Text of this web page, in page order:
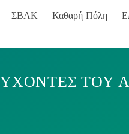
ΣΒΑΚ Καθαρή Πόλη
ΤΟΥ